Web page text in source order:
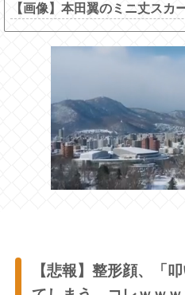
【画像】本田翼のミニ丈スカ
【悲報】整形顔、「